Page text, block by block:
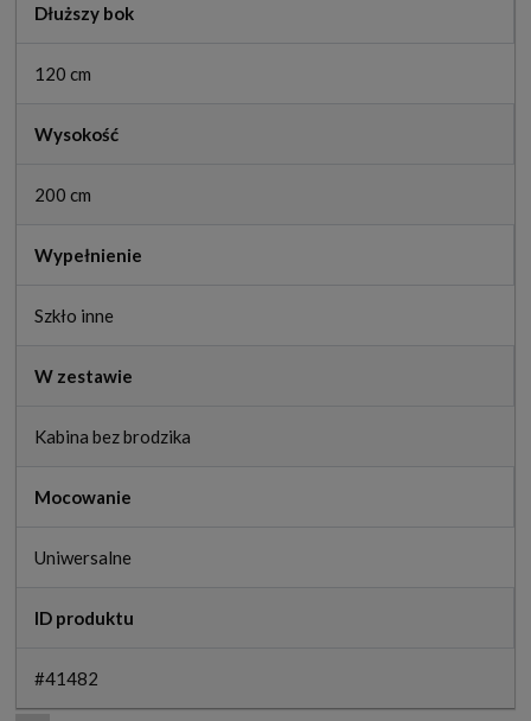
Dłuższy bok
120 cm
Wysokość
200 cm
Wypełnienie
Szkło inne
W zestawie
Kabina bez brodzika
Mocowanie
Uniwersalne
ID produktu
#41482